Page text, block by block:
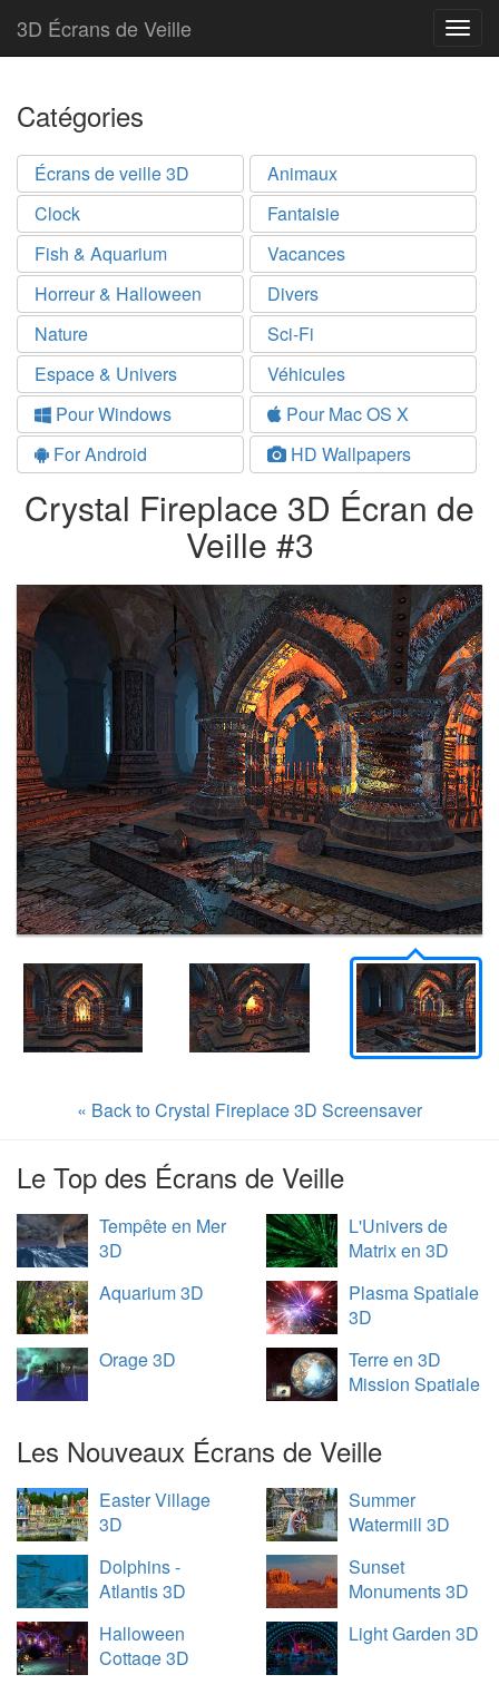
3D Écrans de Veille
Catégories
Écrans de veille 3D
Animaux
Clock
Fantaisie
Fish & Aquarium
Vacances
Horreur & Halloween
Divers
Nature
Sci-Fi
Espace & Univers
Véhicules
Pour Windows
Pour Mac OS X
For Android
HD Wallpapers
Crystal Fireplace 3D Écran de
Veille #3
« Back to Crystal Fireplace 3D Screensaver
Le Top des Écrans de Veille
Tempête en Mer
3D
L'Univers de
Matrix en 3D
Aquarium 3D
Plasma Spatiale
3D
Orage 3D
Terre en 3D
Mission Spatiale
Les Nouveaux Écrans de Veille
Easter Village
3D
Summer
Watermill 3D
Dolphins -
Atlantis 3D
Sunset
Monuments 3D
Halloween
Cottage 3D
Light Garden 3D